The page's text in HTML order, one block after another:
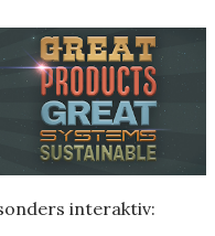
interaktiv: